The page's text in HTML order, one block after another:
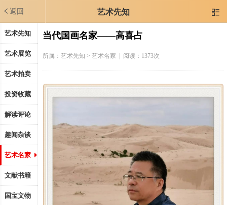
返回 艺术先知 
艺术先知
艺术展览
艺术拍卖
投资收藏
解读评论
趣闻杂谈
艺术名家
文献书籍
国宝文物
当代国画名家——高喜占
所属：艺术先知 > 艺术名家 | 阅读：1373次